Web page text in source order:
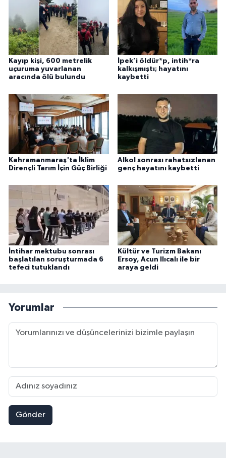
Kayıp kişi, 600 metrelik
uçuruma yuvarlanan
aracında ölü bulundu
İpek’i öldür*p, intih*ra
kalkışmıştı; hayatını
kaybetti
Kahramanmaraş'ta İklim
Dirençli Tarım İçin Güç Birliği
Alkol sonrası rahatsızlanan
genç hayatını kaybetti
İntihar mektubu sonrası
başlatılan soruşturmada 6
tefeci tutuklandı
Kültür ve Turizm Bakanı
Ersoy, Acun Ilıcalı ile bir
araya geldi
Yorumlar
Gönder